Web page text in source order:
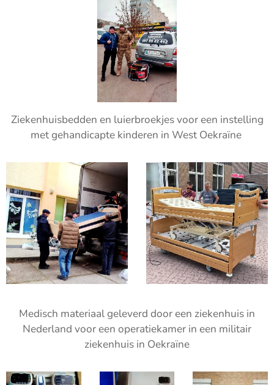
Ziekenhuisbedden en luierbroekjes voor een instelling
met gehandicapte kinderen in West Oekraïne
Medisch materiaal geleverd door een ziekenhuis in
Nederland voor een operatiekamer in een militair
ziekenhuis in Oekraïne